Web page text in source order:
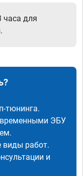
часа для
тюнинга.
ЭБУ
виды работ.
и